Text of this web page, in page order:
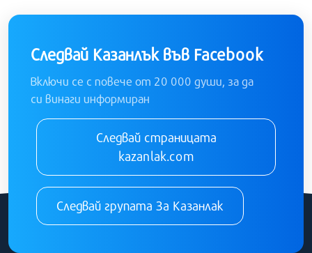
Следвай Казанлък във Facebook
Включи се с повече от 20 000 души, за да
си винаги информиран
Следвай страницата
kazanlak.com
Следвай групата За Казанлак